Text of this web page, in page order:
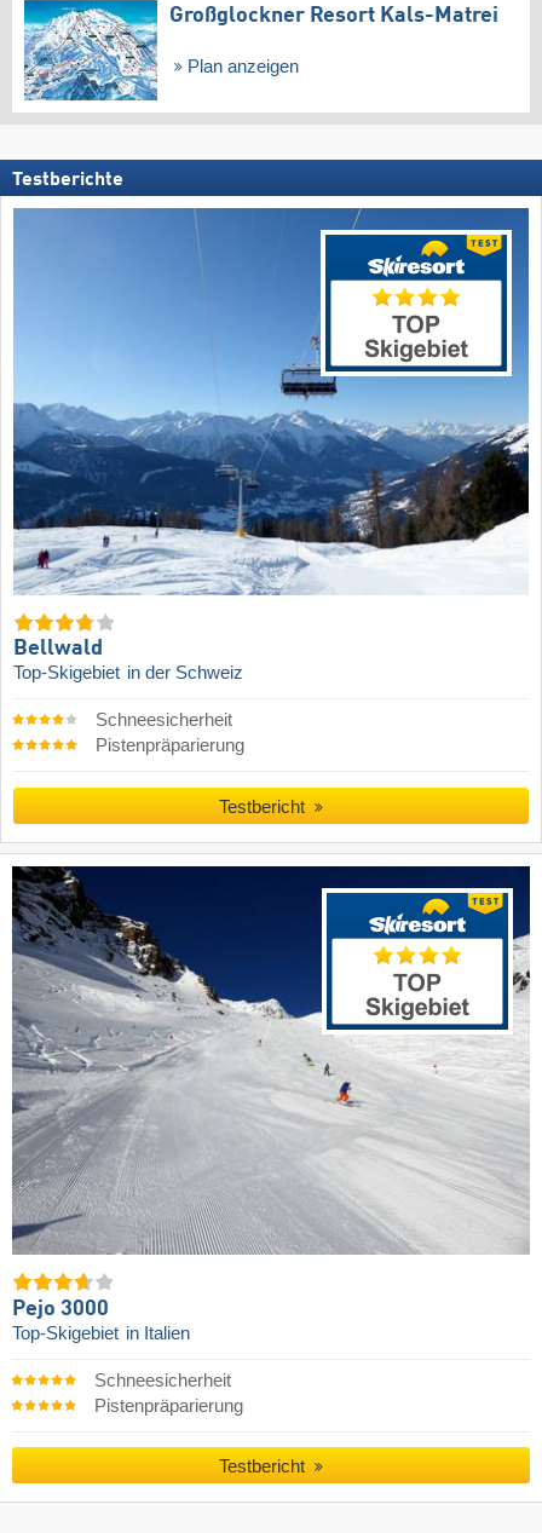
Großglockner Resort Kals-Matrei
Plan anzeigen
Testberichte
Bellwald
Top-Skigebiet in der Schweiz
Schneesicherheit
Pistenpräparierung
Testbericht
Pejo 3000
Top-Skigebiet in Italien
Schneesicherheit
Pistenpräparierung
Testbericht